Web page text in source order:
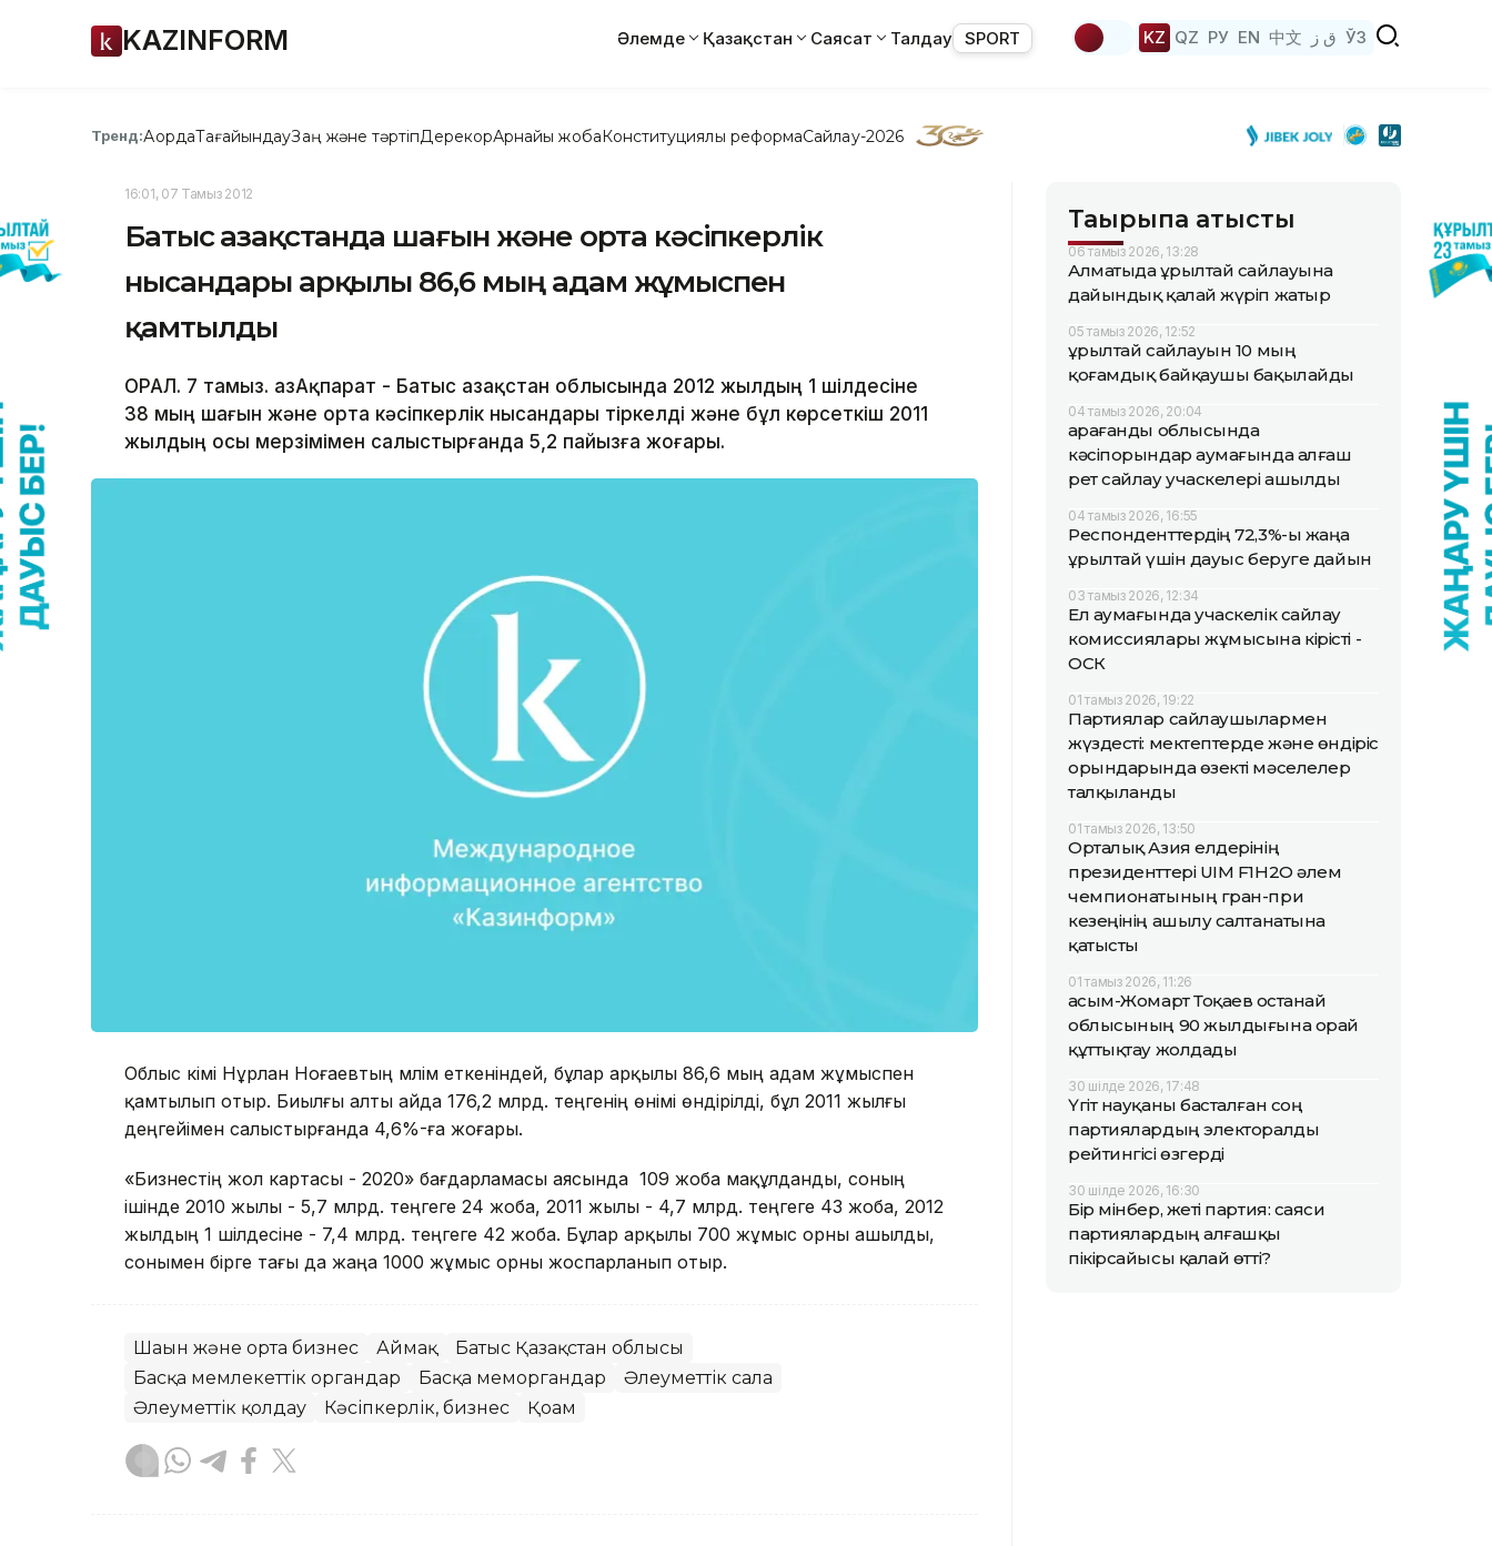
KAZINFORM Әлемде Қазақстан Саясат Талдау SPORT KZ QZ РУ EN 中文 ق ز ЎЗ
Тренд:АқордаТағайындауЗаң және тәртіпДерекқорАрнайы жобаКонституциялық реформаСайлау-2026
16:01, 07 Тамыз 2012
Батыс Қазақстанда шағын және орта кәсіпкерлік
нысандары арқылы 86,6 мың адам жұмыспен
қамтылды
ОРАЛ. 7 тамыз. ҚазАқпарат - Батыс Қазақстан облысында 2012 жылдың 1 шілдесіне
38 мың шағын және орта кәсіпкерлік нысандары тіркелді және бұл көрсеткіш 2011
жылдың осы мерзімімен салыстырғанда 5,2 пайызға жоғары.
Облыс әкімі Нұрлан Ноғаевтың мәлім еткеніндей, бұлар арқылы 86,6 мың адам жұмыспен
қамтылып отыр. Биылғы алты айда 176,2 млрд. теңгенің өнімі өндірілді, бұл 2011 жылғы
деңгейімен салыстырғанда 4,6%-ға жоғары.
«Бизнестің жол картасы - 2020» бағдарламасы аясында 109 жоба мақұлданды, соның
ішінде 2010 жылы - 5,7 млрд. теңгеге 24 жоба, 2011 жылы - 4,7 млрд. теңгеге 43 жоба, 2012
жылдың 1 шілдесіне - 7,4 млрд. теңгеге 42 жоба. Бұлар арқылы 700 жұмыс орны ашылды,
сонымен бірге тағы да жаңа 1000 жұмыс орны жоспарланып отыр.
Шағын және орта бизнес Аймақ
Батыс Қазақстан облысы
Басқа мемлекеттік органдар
Басқа меморгандар
Әлеуметтік сала
Әлеуметтік қолдау
Кәсіпкерлік, бизнес Қоғам
Тақырыпқа қатысты
06 тамыз 2026, 13:28
Алматыда Құрылтай сайлауына
дайындық қалай жүріп жатыр
05 тамыз 2026, 12:52
Құрылтай сайлауын 10 мың
қоғамдық байқаушы бақылайды
04 тамыз 2026, 20:04
Қарағанды облысында
кәсіпорындар аумағында алғаш
рет сайлау учаскелері ашылды
04 тамыз 2026, 16:55
Респонденттердің 72,3%-ы жаңа
Құрылтай үшін дауыс беруге дайын
03 тамыз 2026, 12:34
Ел аумағында учаскелік сайлау
комиссиялары жұмысына кірісті -
ОСК
01 тамыз 2026, 19:22
Партиялар сайлаушылармен
жүздесті: мектептерде және өндіріс
орындарында өзекті мәселелер
талқыланды
01 тамыз 2026, 13:50
Орталық Азия елдерінің
президенттері UIM F1H2O әлем
чемпионатының гран-при
кезеңінің ашылу салтанатына
қатысты
01 тамыз 2026, 11:26
Қасым-Жомарт Тоқаев Қостанай
облысының 90 жылдығына орай
құттықтау жолдады
30 шілде 2026, 17:48
Үгіт науқаны басталған соң
партиялардың электоралды
рейтингісі өзгерді
30 шілде 2026, 16:30
Бір мінбер, жеті партия: саяси
партиялардың алғашқы
пікірсайысы қалай өтті?